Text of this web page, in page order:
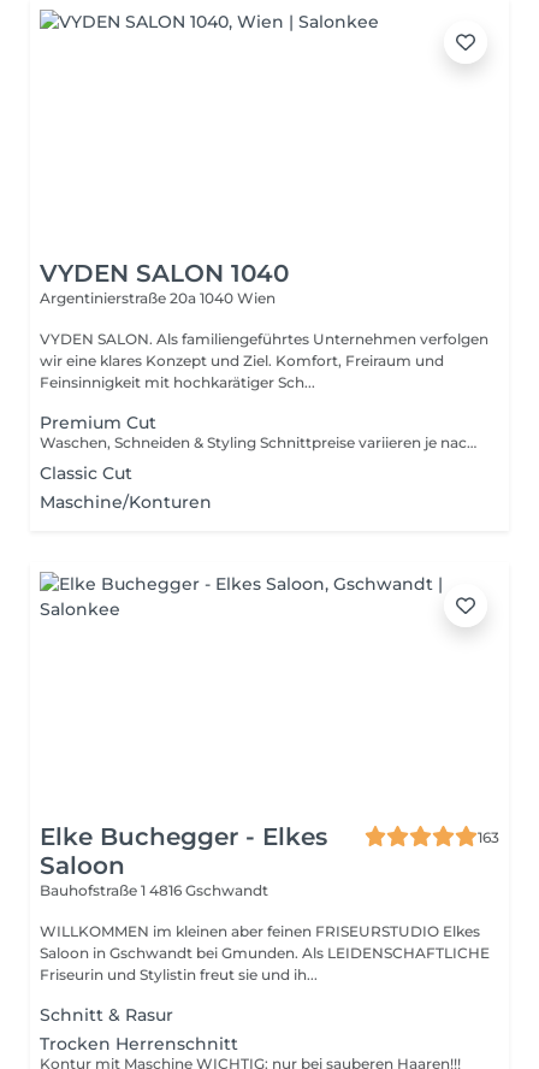
VYDEN SALON 1040
Argentinierstraße 20a 1040 Wien
VYDEN SALON. Als familiengeführtes Unternehmen verfolgen
wir eine klares Konzept und Ziel. Komfort, Freiraum und
Feinsinnigkeit mit hochkarätiger Sch...
Premium Cut
Waschen, Schneiden & Styling Schnittpreise variieren je nach Aufwand & Kategorie. Inklusive sind die Beratung, das Waschen, Trockenföhnen, Finish und Stylingprodukte. Preise inkl. Mwst.
Classic Cut
Maschine/Konturen
Elke Buchegger - Elkes
Saloon
163
Bauhofstraße 1 4816 Gschwandt
WILLKOMMEN im kleinen aber feinen FRISEURSTUDIO Elkes
Saloon in Gschwandt bei Gmunden. Als LEIDENSCHAFTLICHE
Friseurin und Stylistin freut sie und ih...
Schnitt & Rasur
Trocken Herrenschnitt
Kontur mit Maschine WICHTIG: nur bei sauberen Haaren!!!